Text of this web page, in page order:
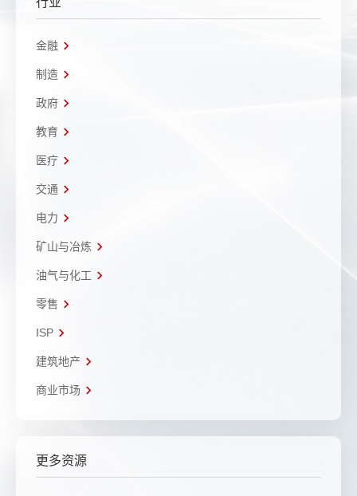
金融
制造
政府
教育
医疗
交通
电力
矿山与冶炼
油气与化工
零售
ISP
建筑地产
商业市场
更多资源